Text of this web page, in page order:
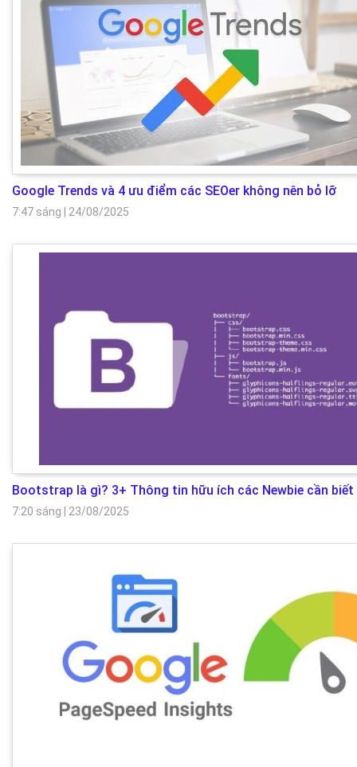
Google Trends và 4 ưu điểm các SEOer không nên bỏ lỡ
7:47 sáng 24/08/2025
Bootstrap là gì? 3+ Thông tin hữu ích các Newbie cần biết
7:20 sáng 23/08/2025